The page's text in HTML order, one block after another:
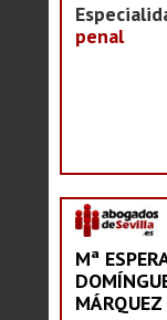
penal
Mª